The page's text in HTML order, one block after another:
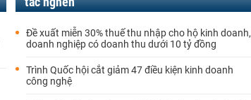
Đề xuất miễn 30% thuế thu nhập cho hộ kinh doanh,
doanh nghiệp có doanh thu dưới 10 tỷ đồng
Trình Quốc hội cắt giảm 47 điều kiện kinh doanh
công nghệ